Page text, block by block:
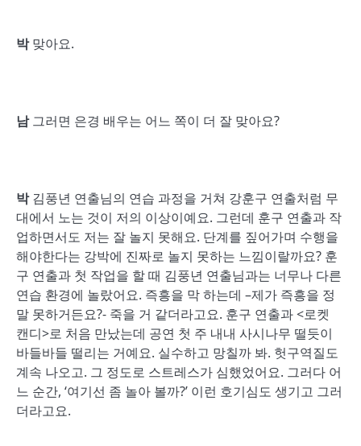
박맞아요.
남그러면 은경 배우는 어느 쪽이 더 잘 맞아요?
박김풍년 연출님의 연습 과정을 거쳐 강훈구 연출처럼 무
대에서 노는 것이 저의 이상이예요. 그런데 훈구 연출과 작
업하면서도 저는 잘 놀지 못해요. 단계를 짚어가며 수행을
해야한다는 강박에 진짜로 놀지 못하는 느낌이랄까요? 훈
구 연출과 첫 작업을 할 때 김풍년 연출님과는 너무나 다른
연습 환경에 놀랐어요. 즉흥을 막 하는데 –제가 즉흥을 정
말 못하거든요?- 죽을 거 같더라고요. 훈구 연출과 <로켓
캔디>로 처음 만났는데 공연 첫 주 내내 사시나무 떨듯이
바들바들 떨리는 거예요. 실수하고 망칠까 봐. 헛구역질도
계속 나오고. 그 정도로 스트레스가 심했었어요. 그러다 어
느 순간, ‘여기선 좀 놀아 볼까?’ 이런 호기심도 생기고 그러
더라고요.